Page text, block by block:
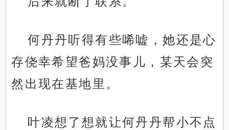
何丹丹听得有些唏嘘，她还是心
存侥幸希望爸妈没事儿，某天会突
然出现在基地里。
叶凌想了想就让何丹丹帮小不点